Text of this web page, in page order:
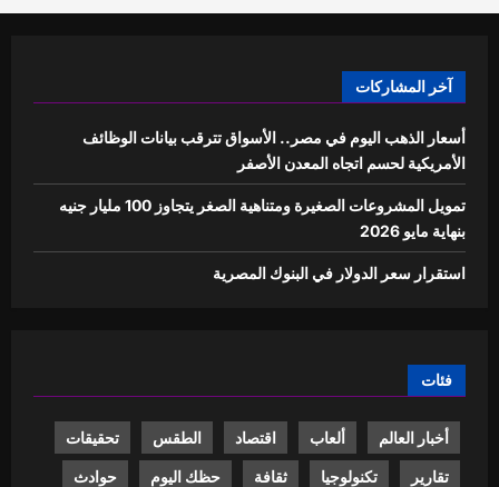
آخر المشاركات
أسعار الذهب اليوم في مصر.. الأسواق تترقب بيانات الوظائف
الأمريكية لحسم اتجاه المعدن الأصفر
تمويل المشروعات الصغيرة ومتناهية الصغر يتجاوز 100 مليار جنيه
بنهاية مايو 2026
استقرار سعر الدولار في البنوك المصرية
فئات
أخبار العالم ألعاب اقتصاد الطقس تحقيقات
تقارير تكنولوجيا ثقافة حظك اليوم حوادث